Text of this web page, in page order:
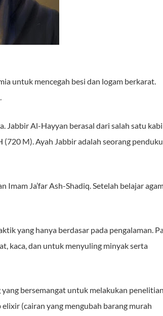
untuk mencegah besi dan logam berkarat.
Jabbir Al-Hayyan berasal dari salah satu
M). Ayah Jabbir adalah seorang
Ja’far Ash-Shadiq. Setelah belajar
yang hanya berdasar pada pengalaman.
kaca, dan untuk menyuling minyak serta
bersemangat untuk melakukan
(cairan yang mengubah barang murah